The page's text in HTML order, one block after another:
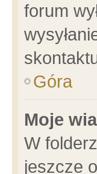
forum
Góra
Moje
W
jeszcze